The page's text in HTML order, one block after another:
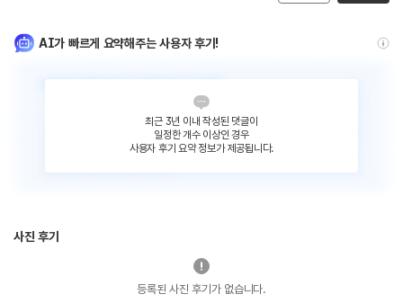
AI가 빠르게 요약해주는 사용자 후기!
최근 3년 이내 작성된 댓글이
일정한 개수 이상인 경우
사용자 후기 요약 정보가 제공됩니다.
사진 후기
등록된 사진 후기가 없습니다.